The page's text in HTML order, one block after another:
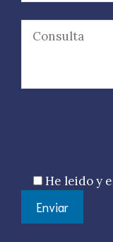
He leido y